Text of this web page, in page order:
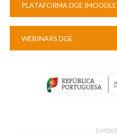
PLATAFORMA DGE
WEBINARS DGE